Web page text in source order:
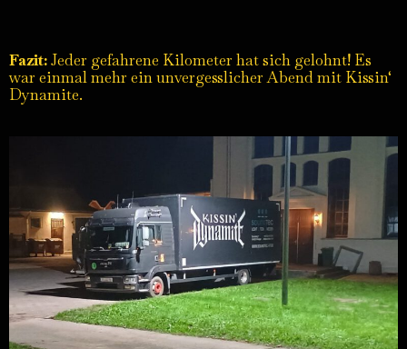
Fazit:Jeder gefahrene Kilometer hat sich gelohnt! Es
war einmal mehr ein unvergesslicher Abend mit Kissin‘
Dynamite.